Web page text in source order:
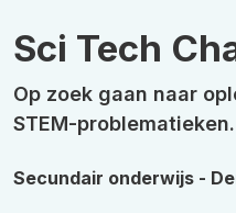
Sci Tech
Op zoek gaan naar
STEM-problematieken.
Secundair onderwijs -